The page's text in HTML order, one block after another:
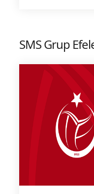
SMS Grup